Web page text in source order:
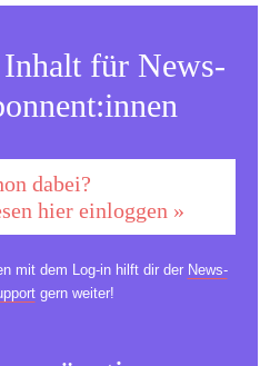
Inhalt für News-
dabei?
hier einloggen »
mit dem Log-in hilft dir der News-
gern weiter!